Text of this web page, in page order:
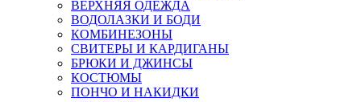
ВЕРХНЯЯ ОДЕЖДА
ВОДОЛАЗКИ И БОДИ
КОМБИНЕЗОНЫ
СВИТЕРЫ И КАРДИГАНЫ
БРЮКИ И ДЖИНСЫ
КОСТЮМЫ
ПОНЧО И НАКИДКИ